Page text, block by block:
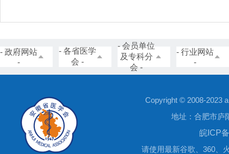
- 政府网站
-
- 各省医学
会 -
- 会员单位
及专科分
会 -
- 行业网站
-
Copyright © 2008-2023
地址：合肥市庐
皖ICP
请使用最新谷歌、360、